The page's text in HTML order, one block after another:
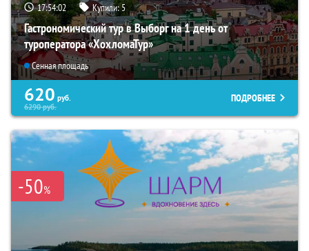
17:54:01 Купили:5
Гастрономический тур в Выборг на 1 день от
туроператора «ХохломаТур»
Сенная площадь
620 руб.
6290руб.
ПОДРОБНЕЕ
-50%